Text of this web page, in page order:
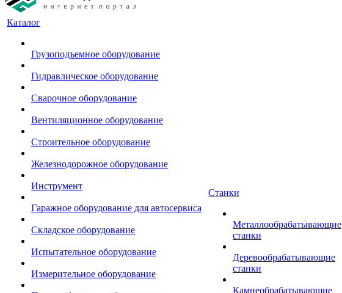
Каталог
Грузоподъемное оборудование
Гидравлическое оборудование
Сварочное оборудование
Вентиляционное оборудование
Строительное оборудование
Железнодорожное оборудование
Инструмент
Гаражное оборудование для автосервиса
Складское оборудование
Испытательное оборудование
Измерительное оборудование
Станки
Металлообрабатывающие
станки
Деревообрабатывающие
станки
Камнеобрабатывающие